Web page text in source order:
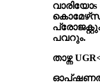
വാരിയോs
പവറും.
താഴ്ന്ന